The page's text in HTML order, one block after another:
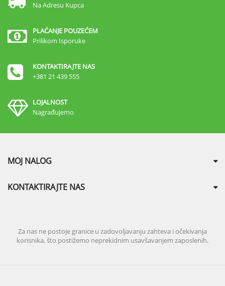
Na Adresu Kupca
PLAĆANJE POUZEĆEM
Prilikom Isporuke
KONTAKTIRAJTE NAS
+381 21 439 555
LOJALNOST
Nagrađujemo
MOJ NALOG
KONTAKTIRAJTE NAS
Za nas ne postoje granice u zadovoljavanju zahteva i očekivanja
korisnika, što postižemo neprekidnim usavšavanjem zaposlenih.